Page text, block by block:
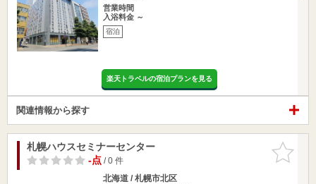
営業時間
入浴料金 ～
宿泊
楽天トラベルの宿泊プランを見る
関連情報から探す
お気に入
りに追加
札幌ハウスセミナーセンター
-点/ 0 件
北海道 / 札幌市北区